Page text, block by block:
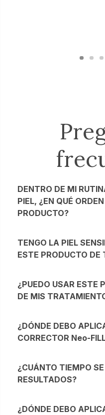
DENTRO DE MI
PIEL, ¿EN QUÉ
PRODUCTO?
TENGO LA PIEL
ESTE PRODUCTO
¿PUEDO USAR ESTE
DE MIS
¿DÓNDE DEBO
CORRECTOR Neo-
¿CUÁNTO TIEMPO
RESULTADOS?
¿DÓNDE DEBO